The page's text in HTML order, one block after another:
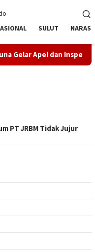
SULUT NARASI
Apel dan Inspeksi
PT JRBM Tidak Jujur